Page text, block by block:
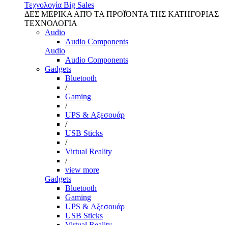
Τεχνολογία Big Sales
ΔΕΣ ΜΕΡΙΚΑ ΑΠΌ ΤΑ ΠΡΟΪΌΝΤΑ ΤΗΣ ΚΑΤΗΓΟΡΙΑΣ
ΤΕΧΝΟΛΟΓΙΑ
Audio
Audio Components
Audio
Audio Components
Gadgets
Bluetooth
/
Gaming
/
UPS & Αξεσουάρ
/
USB Sticks
/
Virtual Reality
/
view more
Gadgets
Bluetooth
Gaming
UPS & Αξεσουάρ
USB Sticks